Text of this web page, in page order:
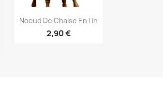
Aperçu rapide
Noeud De Chaise En Lin
2,90 €